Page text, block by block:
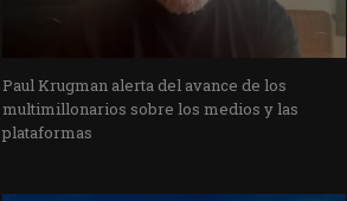
Paul Krugman alerta del avance de los
multimillonarios sobre los medios y las
plataformas